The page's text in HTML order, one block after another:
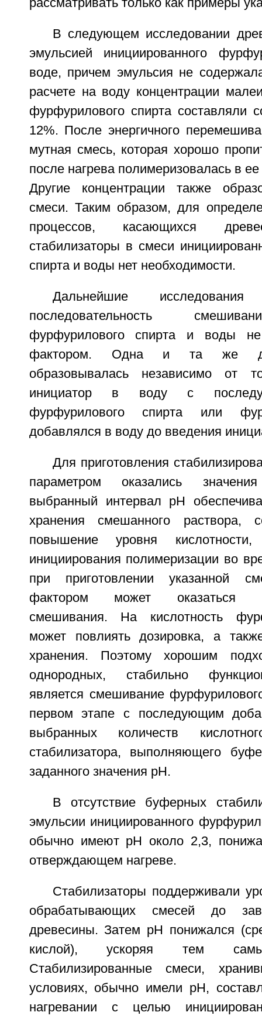
рассматривать только как примеры
В следующем исследовании
эмульсией инициированного
воде, причем эмульсия не
расчете на воду концентрации
фурфурилового спирта составляли
12%. После энергичного
мутная смесь, которая хорошо
после нагрева полимеризовалась в
Другие концентрации также
смеси. Таким образом, для
процессов, касающихся
стабилизаторы в смеси
спирта и воды нет необходимости.
Дальнейшие
последовательность
фурфурилового спирта и воды
фактором. Одна и та же
образовывалась независимо от
инициатор в воду с
фурфурилового спирта или
добавлялся в воду до введения
Для приготовления
параметром оказались
выбранный интервал рН
хранения смешанного раствора,
повышение уровня
инициирования полимеризации во
при приготовлении указанной
фактором может оказаться
смешивания. На кислотность
может повлиять дозировка, а
хранения. Поэтому хорошим
однородных, стабильно
является смешивание
первом этапе с последующим
выбранных количеств
стабилизатора, выполняющего
заданного значения рН.
В отсутствие буферных
эмульсии инициированного
обычно имеют рН около 2,3,
отверждающем нагреве.
Стабилизаторы поддерживали
обрабатывающих смесей до
древесины. Затем рН понижался
кислой), ускоряя тем
Стабилизированные смеси,
условиях, обычно имели рН,
нагревании с целью